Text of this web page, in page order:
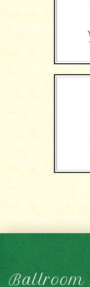
Ballroom